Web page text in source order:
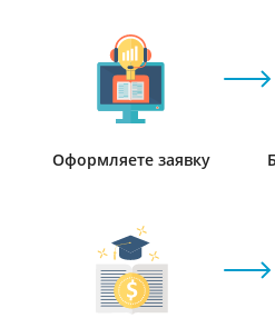
Оформляете заявку